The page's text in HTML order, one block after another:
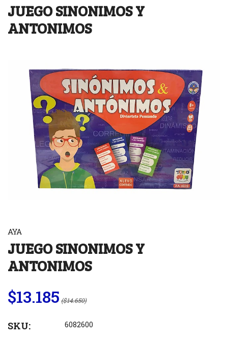
JUEGO SINONIMOS Y
ANTONIMOS
AYA
JUEGO SINONIMOS Y
ANTONIMOS
$13.185 ($14.650)
SKU: 6082600